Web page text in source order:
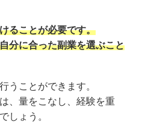
ることが必要です。
自分に合った副業を選ぶこと
うことができます。
、量をこなし、経験を重
しょう。